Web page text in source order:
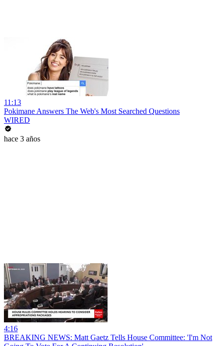
11:13
Pokimane Answers The Web's Most Searched Questions
WIRED
hace 3 años
4:16
BREAKING NEWS: Matt Gaetz Tells House Committee: 'I'm Not